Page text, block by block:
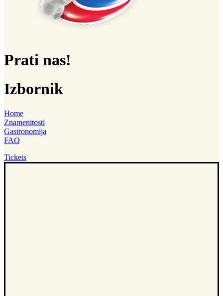
Prati nas!
Izbornik
Home
Znamenitosti
Gastronomija
FAQ
Tickets